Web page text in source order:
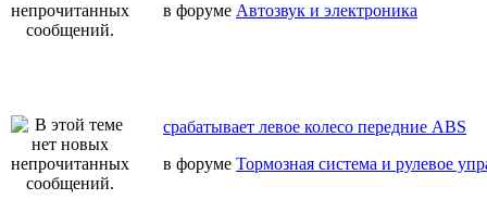
в форуме Автозвук и электроника
срабатывает левое колесо передние ABS
в форуме Тормозная система и рулевое